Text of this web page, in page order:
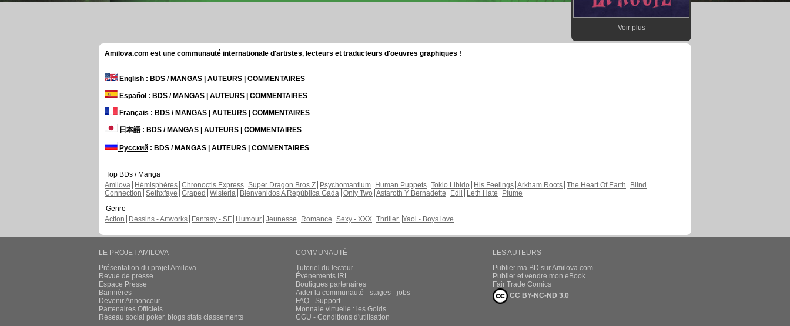
Voir plus
Amilova.com est une communauté internationale d'artistes, lecteurs et traducteurs d'oeuvres graphiques !
English : BDS / MANGAS | AUTEURS | COMMENTAIRES
Español : BDS / MANGAS | AUTEURS | COMMENTAIRES
Français : BDS / MANGAS | AUTEURS | COMMENTAIRES
日本語: BDS / MANGAS | AUTEURS | COMMENTAIRES
Русский : BDS / MANGAS | AUTEURS | COMMENTAIRES
Top BDs / Manga
Amilova
Hémisphères Chronoctis Express Super Dragon Bros Z Psychomantium Human Puppets Tokio Libido His Feelings Arkham Roots The Heart Of Earth
Blind
Connection Sethxfaye Graped Wisteria Bienvenidos A República Gada Only Two Astaroth Y Bernadette Edil Leth Hate
Plume
Genre
Action
Dessins - Artworks Fantasy - SF Humour Jeunesse Romance Sexy - XXX Thriller Yaoi - Boys love
LE PROJET AMILOVA
Présentation du projet Amilova
Revue de presse
Espace Presse
Bannières
Devenir Annonceur
Partenaires Officiels
Réseau social poker, blogs stats classements
COMMUNAUTÉ
Tutoriel du lecteur
Évènements IRL
Boutiques partenaires
Aider la communauté - stages - jobs
FAQ - Support
Monnaie virtuelle : les Golds
CGU - Conditions d'utilisation
LES AUTEURS
Publier ma BD sur Amilova.com
Publier et vendre mon eBook
Fair Trade Comics
CC BY-NC-ND 3.0